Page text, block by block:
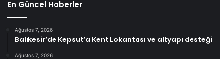
En Güncel Haberler
Ağustos 7, 2026
Balıkesir’de Kepsut’a Kent Lokantası ve altyapı desteği
Ağustos 7, 2026